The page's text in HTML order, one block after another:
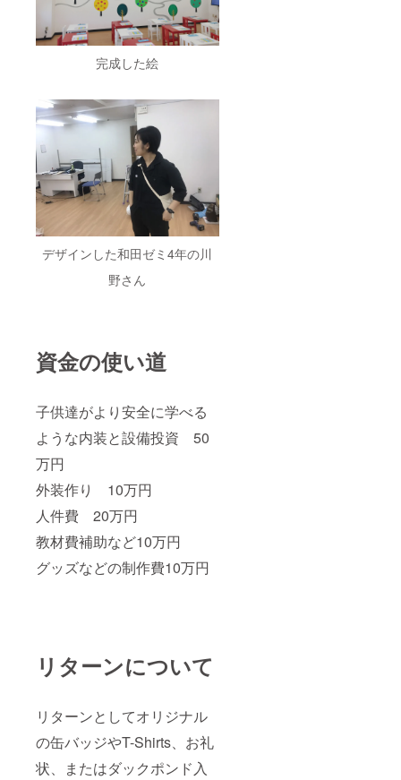
完成した絵
デザインした和田ゼミ4年の川
野さん
資金の使い道
子供達がより安全に学べる
ような内装と設備投資 50
万円
外装作り 10万円
人件費 20万円
教材費補助など10万円
グッズなどの制作費10万円
リターンについて
リターンとしてオリジナル
の缶バッジやT-Shirts、お礼
状、またはダックポンド入